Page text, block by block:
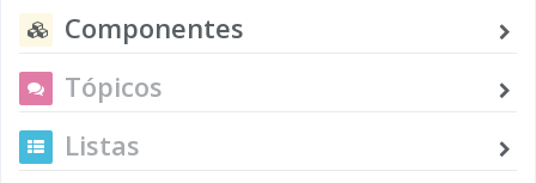
Componentes
Tópicos
Listas